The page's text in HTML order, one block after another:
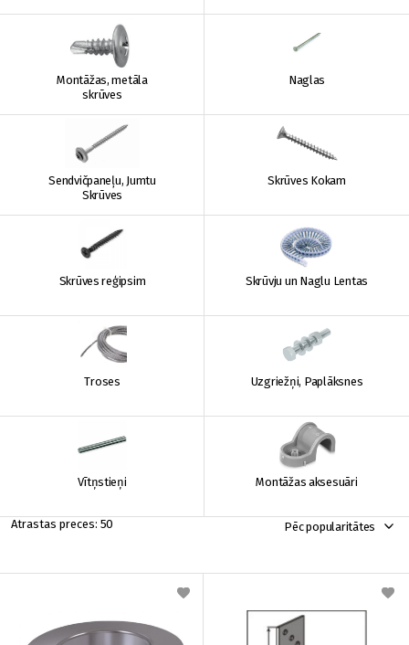
Montāžas, metāla
skrūves
Naglas
Sendvičpaneļu, Jumtu
Skrūves
Skrūves Kokam
Skrūves reģipsim Skrūvju un Naglu Lentas
Troses Uzgriežņi, Paplāksnes
Vītņstieņi Montāžas aksesuāri
50 Pēc popularitātes